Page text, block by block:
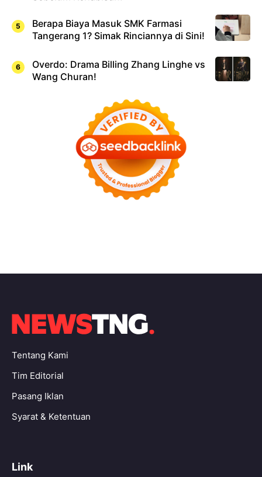
Berapa Biaya Masuk SMK Farmasi
Tangerang 1? Simak Rinciannya di Sini!
Overdo: Drama Billing Zhang Linghe vs
Wang Churan!
Tentang Kami
Tim Editorial
Pasang Iklan
Syarat & Ketentuan
Link